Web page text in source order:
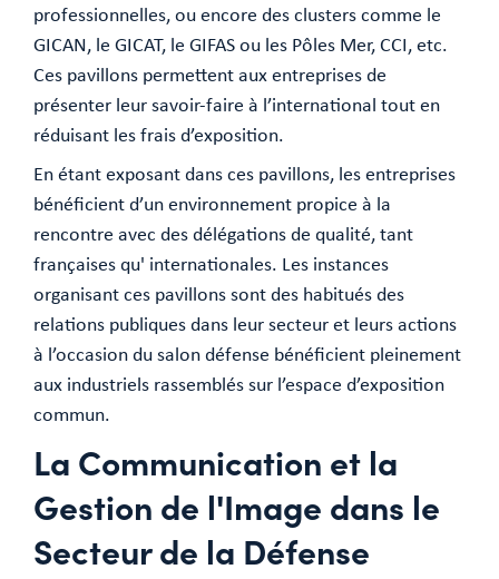
professionnelles, ou encore des clusters comme le
GICAN, le GICAT, le GIFAS ou les Pôles Mer, CCI, etc.
Ces pavillons permettent aux entreprises de
présenter leur savoir-faire à l’international tout en
réduisant les frais d’exposition.
En étant exposant dans ces pavillons, les entreprises
bénéficient d’un environnement propice à la
rencontre avec des délégations de qualité, tant
françaises qu' internationales. Les instances
organisant ces pavillons sont des habitués des
relations publiques dans leur secteur et leurs actions
à l’occasion du salon défense bénéficient pleinement
aux industriels rassemblés sur l’espace d’exposition
commun.
La Communication et la
Gestion de l'Image dans le
Secteur de la Défense